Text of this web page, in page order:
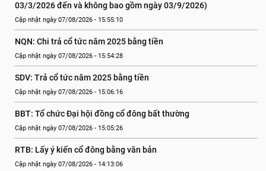
03/3/2026 đến và không bao gồm ngày 03/9/2026)
Cập nhật ngày 07/08/2026 - 15:55:10
NQN: Chi trả cổ tức năm 2025 bằng tiền
Cập nhật ngày 07/08/2026 - 15:54:28
SDV: Trả cổ tức năm 2025 bằng tiền
Cập nhật ngày 07/08/2026 - 15:06:16
BBT: Tổ chức Đại hội đồng cổ đông bất thường
Cập nhật ngày 07/08/2026 - 15:05:26
RTB: Lấy ý kiến cổ đông bằng văn bản
Cập nhật ngày 07/08/2026 - 14:13:06